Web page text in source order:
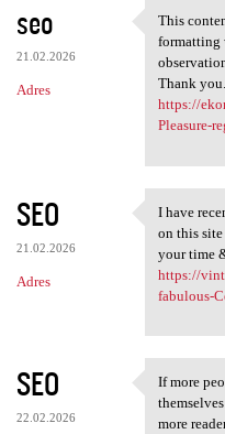
seo
21.02.2026
Adres
This
This
formatting
Thank
https://
Pleasure-
SEO
21.02.2026
Adres
I have
I have
on this
your time
https://
fabulous-
SEO
22.02.2026
If more
If more
more